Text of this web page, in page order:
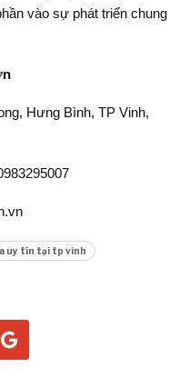
vào sự phát triển chung
Hưng Bình, TP Vinh,
uy tín tại tp vinh